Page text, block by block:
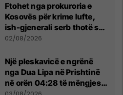
Ftohet nga prokuroria e
Kosovës për krime lufte,
ish-gjenerali serb thotë se
dikush e tradhtoi në
02/08/2026
Një pleskavicë e ngrënë
nga Dua Lipa në Prishtinë
në orën 04:28 të mëngjesit